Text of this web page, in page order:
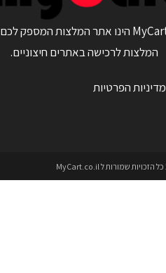
MyCart הינו אתר המלצות המספק לכם
המלצות לרכישה באתרים חיצוניים.
מדיניות הפרטיות
MyCart.co.il